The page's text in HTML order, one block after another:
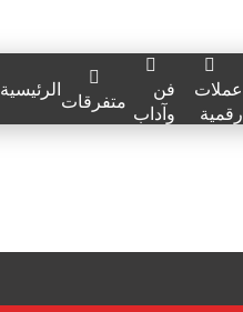
عملات
رقمية
فن
وآداب متفرقاتالرئيسية